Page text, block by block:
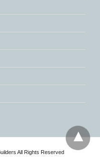
All Rights Reserved